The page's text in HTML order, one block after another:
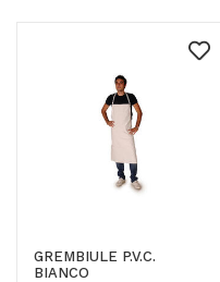
GREMBIULE P.V.C.
BIANCO